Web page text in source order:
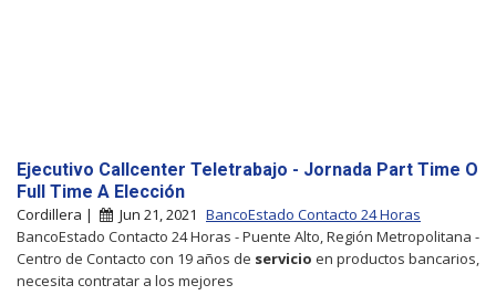
Ejecutivo Callcenter Teletrabajo - Jornada Part Time O
Full Time A Elección
Cordillera | Jun 21, 2021 BancoEstado Contacto 24 Horas
BancoEstado Contacto 24 Horas - Puente Alto, Región Metropolitana -
Centro de Contacto con 19 años de servicio en productos bancarios,
necesita contratar a los mejores